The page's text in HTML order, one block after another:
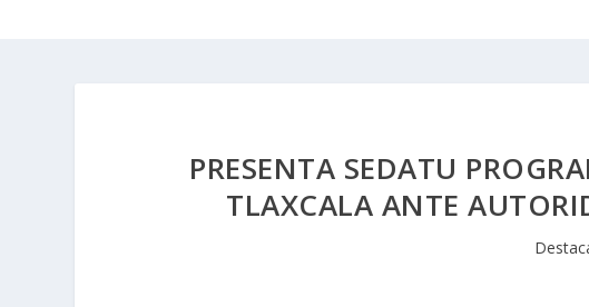
PRESENTA SEDATU
TLAXCALA ANTE